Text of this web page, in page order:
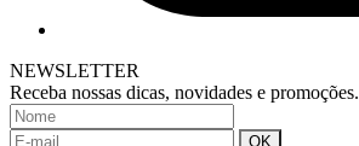
NEWSLETTER
Receba nossas dicas, novidades e promoções.